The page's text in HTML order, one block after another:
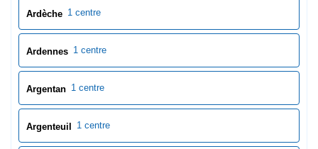
Ardèche 1 centre
Ardennes 1 centre
Argentan 1 centre
Argenteuil 1 centre